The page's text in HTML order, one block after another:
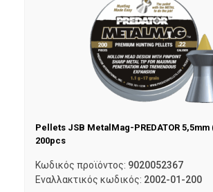
Pellets JSB MetalMag-PREDATOR
200pcs
Κωδικός προϊόντος: 9020052367
Εναλλακτικός κωδικός: 2002-01-200